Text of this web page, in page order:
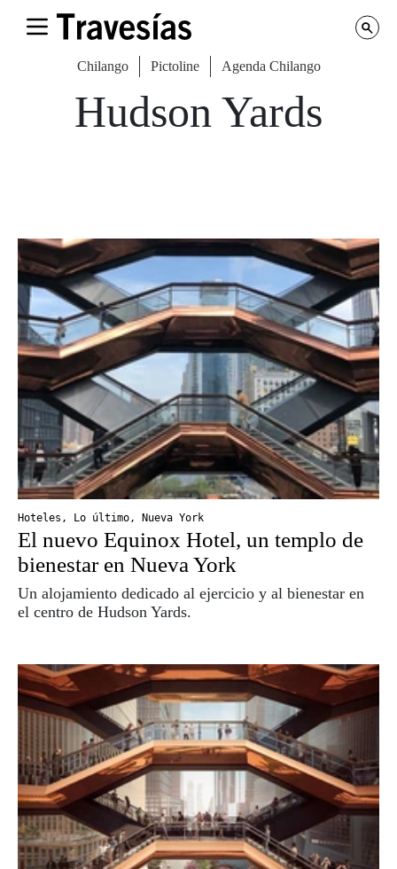
Chilango Pictoline Agenda Chilango
Hudson Yards
Hoteles , Lo último, Nueva York
El nuevo Equinox Hotel, un templo de
bienestar en Nueva York
Un alojamiento dedicado al ejercicio y al bienestar en
el centro de Hudson Yards.